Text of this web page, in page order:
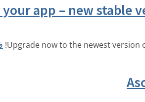
app – new stable
Upgrade now to the newest version